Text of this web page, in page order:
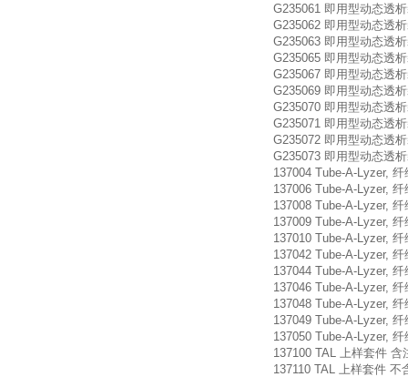
G235061 即用型动态透
G235062 即用型动态透
G235063 即用型动态透
G235065 即用型动态透
G235067 即用型动态透
G235069 即用型动态透
G235070 即用型动态透
G235071 即用型动态透
G235072 即用型动态透
G235073 即用型动态透
137004 Tube-A-Lyzer,
137006 Tube-A-Lyzer,
137008 Tube-A-Lyzer,
137009 Tube-A-Lyzer,
137010 Tube-A-Lyzer,
137042 Tube-A-Lyzer,
137044 Tube-A-Lyzer,
137046 Tube-A-Lyzer,
137048 Tube-A-Lyzer,
137049 Tube-A-Lyzer,
137050 Tube-A-Lyzer,
137100 TAL 上样套件
137110 TAL 上样套件